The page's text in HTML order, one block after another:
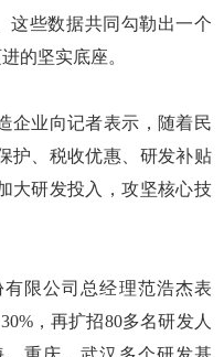
这些数据共同勾勒出一个
的坚实底座。
业向记者表示，随着民
护、税收优惠、研发补贴
大研发投入，攻坚核心技
限公司总经理范浩杰表
，再扩招80多名研发人